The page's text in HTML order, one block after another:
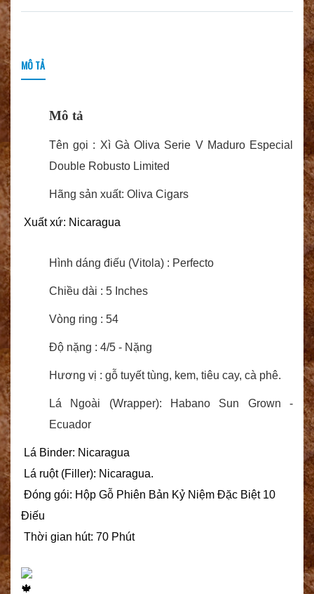
MÔ TẢ
Mô tả
Tên gọi : Xì Gà Oliva Serie V Maduro Especial
Double Robusto Limited
Hãng sản xuất: Oliva Cigars
Xuất xứ: Nicaragua
Hình dáng điếu (Vitola) : Perfecto
Chiều dài : 5 Inches
Vòng ring : 54
Độ nặng : 4/5 - Nặng
Hương vị : gỗ tuyết tùng, kem, tiêu cay, cà phê.
Lá Ngoài (Wrapper): Habano Sun Grown -
Ecuador
Lá Binder: Nicaragua
Lá ruột (Filler): Nicaragua.
Điếu
Thời gian hút: 70 Phút